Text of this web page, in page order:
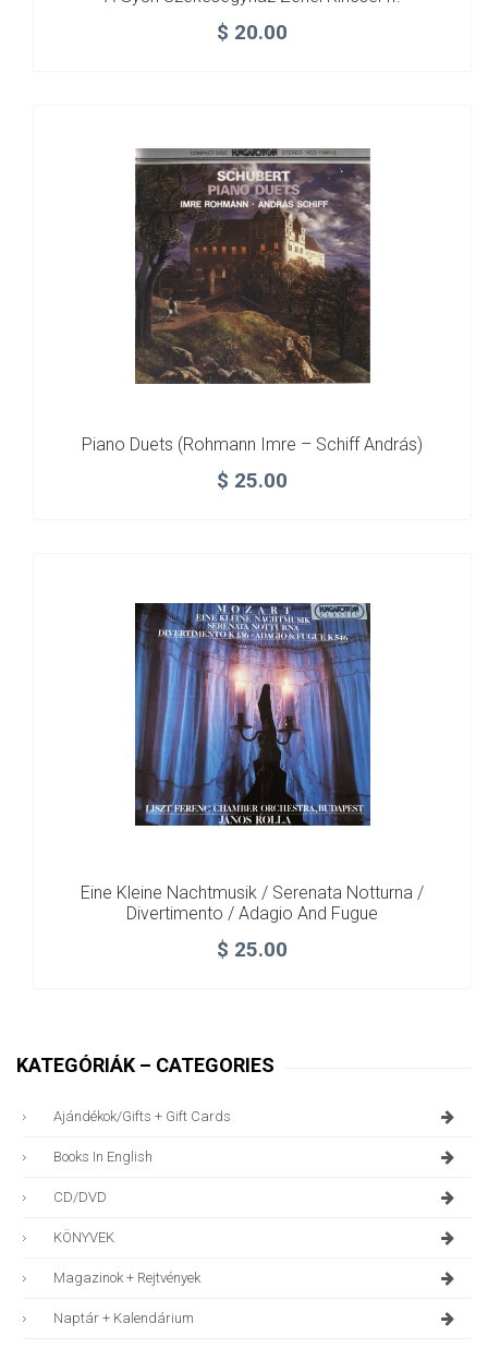
$ 20.00
Piano Duets (Rohmann Imre – Schiff András)
$ 25.00
Eine Kleine Nachtmusik / Serenata Notturna /
Divertimento / Adagio And Fugue
$ 25.00
KATEGÓRIÁK – CATEGORIES
Ajándékok/gifts + Gift Cards
Books In English
CD/DVD
KÖNYVEK
Magazinok + Rejtvények
Naptár + Kalendárium